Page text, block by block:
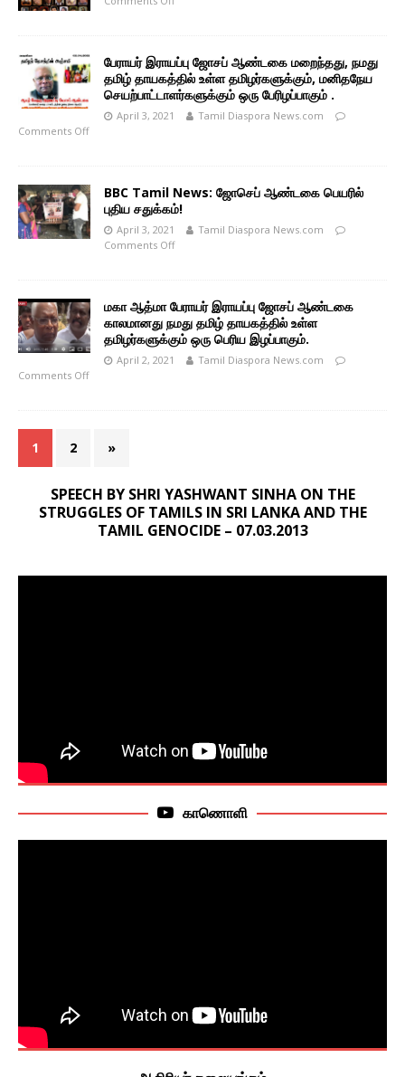
பேராயர் இராயப்பு ஜோசப் ஆண்டகை மறைந்தது, நமது
தமிழ் தாயகத்தில் உள்ள தமிழர்களுக்கும், மனிதநேய
செயற்பாட்டாளர்களுக்கும் ஒரு பேரிழப்பாகும் .
April 3, 2021
Tamil Diaspora News.com
Comments Off
BBC Tamil News: ஜோசெப் ஆண்டகை பெயரில்
புதிய சதுக்கம்!
April 3, 2021
Tamil Diaspora News.com
Comments Off
மகா ஆத்மா பேராயர் இராயப்பு ஜோசப் ஆண்டகை
காலமானது நமது தமிழ் தாயகத்தில் உள்ள
தமிழர்களுக்கும் ஒரு பெரிய இழப்பாகும்.
April 2, 2021
Tamil Diaspora News.com
Comments Off
1 2 »
SPEECH BY SHRI YASHWANT SINHA ON THE
STRUGGLES OF TAMILS IN SRI LANKA AND THE
TAMIL GENOCIDE – 07.03.2013
காணொளி